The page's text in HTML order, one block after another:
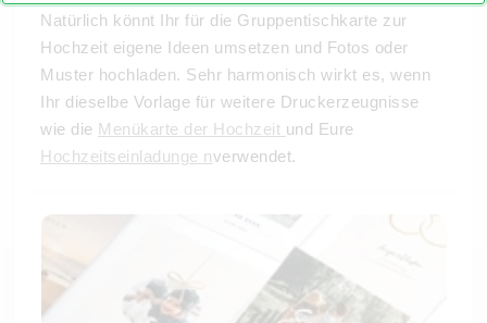
Natürlich könnt Ihr für die Gruppentischkarte zur
Hochzeit eigene Ideen umsetzen und Fotos oder
Muster hochladen. Sehr harmonisch wirkt es, wenn
Ihr dieselbe Vorlage für weitere Druckerzeugnisse
wie die Menükarte der Hochzeit und Eure
Hochzeitseinladunge nverwendet.